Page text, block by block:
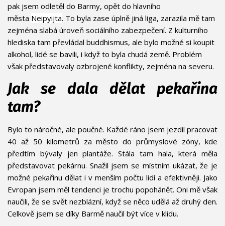
pak jsem odletěl do Barmy, opět do hlavního
města Neipyijta. To byla zase úplně jiná liga, zarazila mě tam
zejména slabá úroveň sociálního zabezpečení. Z kulturního
hlediska tam převládal buddhismus, ale bylo možné si koupit
alkohol, lidé se bavili, i když to byla chudá země. Problém
však představovaly ozbrojené konflikty, zejména na severu.
Jak se dala dělat pekařina
tam?
Bylo to náročné, ale poučné. Každé ráno jsem jezdil pracovat
40 až 50 kilometrů za město do průmyslové zóny, kde
předtím bývaly jen plantáže. Stála tam hala, která měla
představovat pekárnu. Snažil jsem se místním ukázat, že je
možné pekařinu dělat i v menším počtu lidí a efektivněji. Jako
Evropan jsem měl tendenci je trochu popohánět. Oni mě však
naučili, že se svět nezblázní, když se něco udělá až druhý den.
Celkově jsem se díky Barmě naučil být více v klidu.